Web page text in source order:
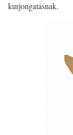
kurjongatásnak.